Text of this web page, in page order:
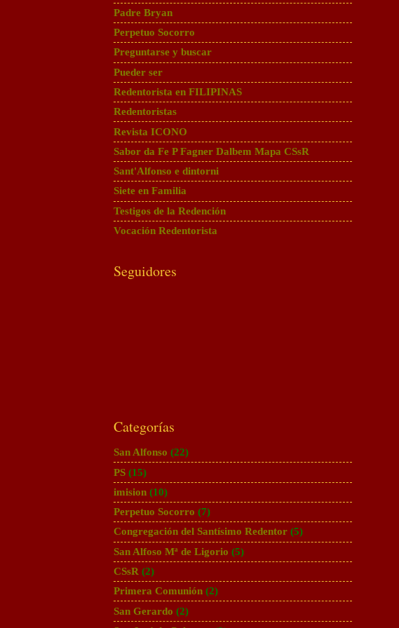
Padre Bryan
Perpetuo Socorro
Preguntarse y buscar
Pueder ser
Redentorista en FILIPINAS
Redentoristas
Revista ICONO
Sabor da Fe P Fagner Dalbem Mapa CSsR
Sant'Alfonso e dintorni
Siete en Familia
Testigos de la Redención
Vocación Redentorista
Seguidores
Categorías
San Alfonso (22)
PS (15)
imision (10)
Perpetuo Socorro (7)
Congregación del Santísimo Redentor (5)
San Alfoso Mª de Ligorio (5)
CSsR (2)
Primera Comunión (2)
San Gerardo (2)